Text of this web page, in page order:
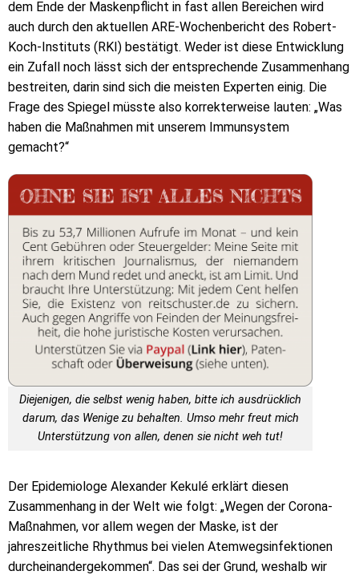
dem Ende der Maskenpflicht in fast allen Bereichen wird
auch durch den aktuellen ARE-Wochenbericht des Robert-
Koch-Instituts (RKI) bestätigt. Weder ist diese Entwicklung
ein Zufall noch lässt sich der entsprechende Zusammenhang
bestreiten, darin sind sich die meisten Experten einig. Die
Frage des Spiegel müsste also korrekterweise lauten: „Was
haben die Maßnahmen mit unserem Immunsystem
gemacht?“
Diejenigen, die selbst wenig haben, bitte ich ausdrücklich
darum, das Wenige zu behalten. Umso mehr freut mich
Unterstützung von allen, denen sie nicht weh tut!
Der Epidemiologe Alexander Kekulé erklärt diesen
Zusammenhang in der Welt wie folgt: „Wegen der Corona-
Maßnahmen, vor allem wegen der Maske, ist der
jahreszeitliche Rhythmus bei vielen Atemwegsinfektionen
durcheinandergekommen“. Das sei der Grund, weshalb wir